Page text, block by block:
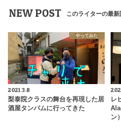
NEW POST このライターの最新
やってみた
2021.3.8
梨泰院クラスの舞台を再現した居
酒屋タンバムに行ってきた
レ
ン